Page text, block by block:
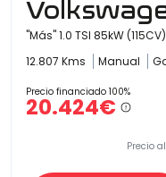
"Más" 1.0 TSI 85kW (115CV)
12.807 Kms
Manual
Precio financiado 100%
20.424€
Precio